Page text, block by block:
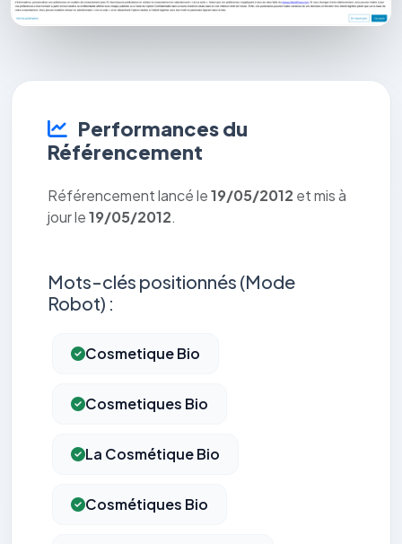
Performances du
Référencement
Référencement lancé le19/05/2012 et mis à
jour le19/05/2012.
Mots-clés positionnés (Mode
Robot) :
Cosmetique Bio
Cosmetiques Bio
La Cosmétique Bio
Cosmétiques Bio